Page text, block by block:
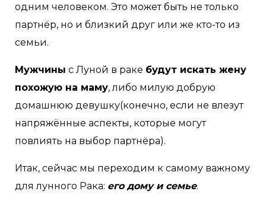
одним человеком. Это может быть не только
партнёр, но и близкий друг или же кто-то из
семьи.
Мужчины с Луной в раке будут искать жену
похожую на маму, либо милую добрую
домашнюю девушку(конечно, если не влезут
напряжённые аспекты, которые могут
повлиять на выбор партнёра).
Итак, сейчас мы переходим к самому важному
для лунного Рака: его дому и семье.